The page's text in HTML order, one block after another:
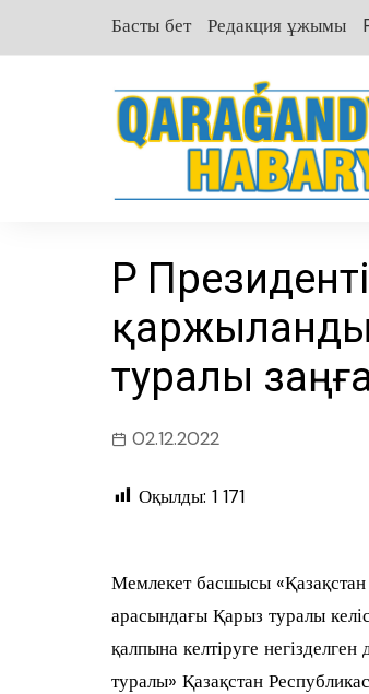
Басты бет Редакция ұжымы
ҚР
туралы
02.12.2022
Оқылды: 1 171
Мемлекет басшысы
арасындағы Қарыз туралы
қалпына келтіруге
туралы» Қазақстан